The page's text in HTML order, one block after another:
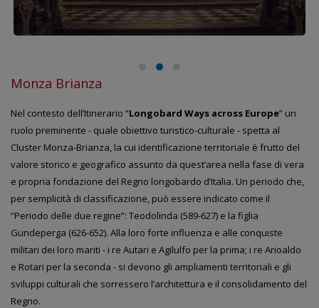
Monza Brianza
Nel contesto dell’Itinerario “Longobard Ways across Europe” un
ruolo preminente - quale obiettivo turistico-culturale - spetta al
Cluster Monza-Brianza, la cui identificazione territoriale è frutto del
valore storico e geografico assunto da quest’area nella fase di vera
e propria fondazione del Regno longobardo d’Italia. Un periodo che,
per semplicità di classificazione, può essere indicato come il
“Periodo delle due regine”: Teodolinda (589-627) e la figlia
Gundeperga (626-652). Alla loro forte influenza e alle conquiste
militari dei loro mariti - i re Autari e Agilulfo per la prima; i re Arioaldo
e Rotari per la seconda - si devono gli ampliamenti territoriali e gli
sviluppi culturali che sorressero l’architettura e il consolidamento del
Regno.